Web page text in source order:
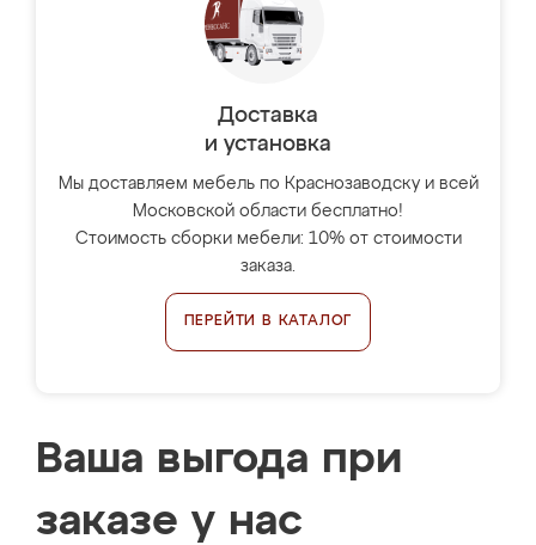
Доставка
и установка
Мы доставляем мебель по Краснозаводску и всей
Московской области бесплатно!
Стоимость сборки мебели: 10% от стоимости
заказа.
ПЕРЕЙТИ В КАТАЛОГ
Ваша выгода при
заказе у нас